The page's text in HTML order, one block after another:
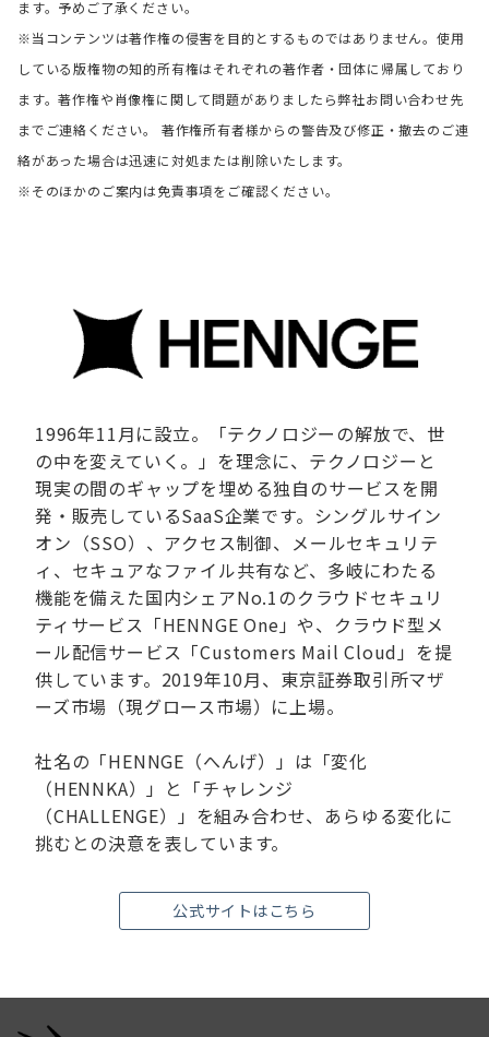
ます。予めご了承ください。
※当コンテンツは著作権の侵害を目的とするものではありません。使用
している版権物の知的所有権はそれぞれの著作者・団体に帰属しており
ます。著作権や肖像権に関して問題がありましたら弊社お問い合わせ先
までご連絡ください。 著作権所有者様からの警告及び修正・撤去のご連
絡があった場合は迅速に対処または削除いたします。
※そのほかのご案内は免責事項をご確認ください。
1996年11月に設立。「テクノロジーの解放で、世
の中を変えていく。」を理念に、テクノロジーと
現実の間のギャップを埋める独自のサービスを開
発・販売しているSaaS企業です。シングルサイン
オン（SSO）、アクセス制御、メールセキュリテ
ィ、セキュアなファイル共有など、多岐にわたる
機能を備えた国内シェアNo.1のクラウドセキュリ
ティサービス「HENNGE One」や、クラウド型メ
ール配信サービス「Customers Mail Cloud」を提
供しています。2019年10月、東京証券取引所マザ
ーズ市場（現グロース市場）に上場。
社名の「HENNGE（へんげ）」は「変化
（HENNKA）」と「チャレンジ
（CHALLENGE）」を組み合わせ、あらゆる変化に
挑むとの決意を表しています。
公式サイトはこちら